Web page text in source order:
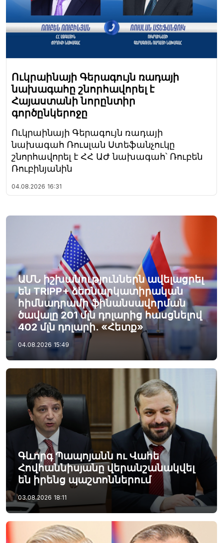
Ուկրաինայի Գերագույն ռադայի
նախագահը շնորհավորել է
Հայաստանի նորընտիր
գործընկերոջը
Ուկրաինայի Գերագույն ռադայի
նախագահ Ռուսլան Ստեֆանչուկը
շնորհավորել է ՀՀ ԱԺ նախագահ՝ Ռուբեն
Ռուբինյանին
04.08.2026 16:31
ԱՄՆ իշխանություններն ավելացրել
են TRIPP+ ձեռնարկատիրական
հիմնադրամի ֆինանսավորման
ծավալը 201 մլն դոլարից հասցնելով
402 մլն դոլարի. «Հետք»
04.08.2026 15:49
Գևորգ Պապոյանն ու Վահե
Հովհաննիսյանը վերանշանակվել
են իրենց պաշտոններում
03.08.2026 18:11